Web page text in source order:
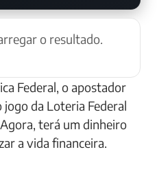
o resultado.
Federal, o apostador
jogo da Loteria Federal
terá um dinheiro
a vida financeira.